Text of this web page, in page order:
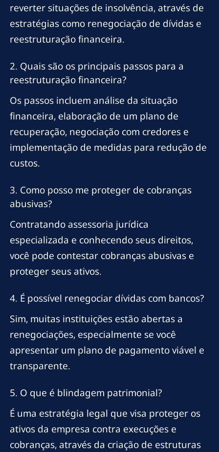
reverter situações de insolvência, através de
estratégias como renegociação de dívidas e
reestruturação financeira.
2. Quais são os principais passos para a
reestruturação financeira?
Os passos incluem análise da situação
financeira, elaboração de um plano de
recuperação, negociação com credores e
implementação de medidas para redução de
custos.
3. Como posso me proteger de cobranças
abusivas?
Contratando assessoria jurídica
especializada e conhecendo seus direitos,
você pode contestar cobranças abusivas e
proteger seus ativos.
4. É possível renegociar dívidas com bancos?
Sim, muitas instituições estão abertas a
renegociações, especialmente se você
apresentar um plano de pagamento viável e
transparente.
5. O que é blindagem patrimonial?
É uma estratégia legal que visa proteger os
ativos da empresa contra execuções e
cobranças, através da criação de estruturas